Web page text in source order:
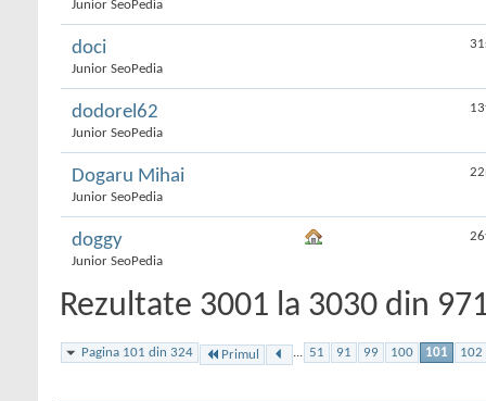
Junior SeoPedia
doci
Junior SeoPedia
dodorel62
Junior SeoPedia
Dogaru Mihai
Junior SeoPedia
doggy
Junior SeoPedia
Rezultate 3001 la 3030 din
Pagina 101 din 324 Primul ... 51 91 99 100 101 102